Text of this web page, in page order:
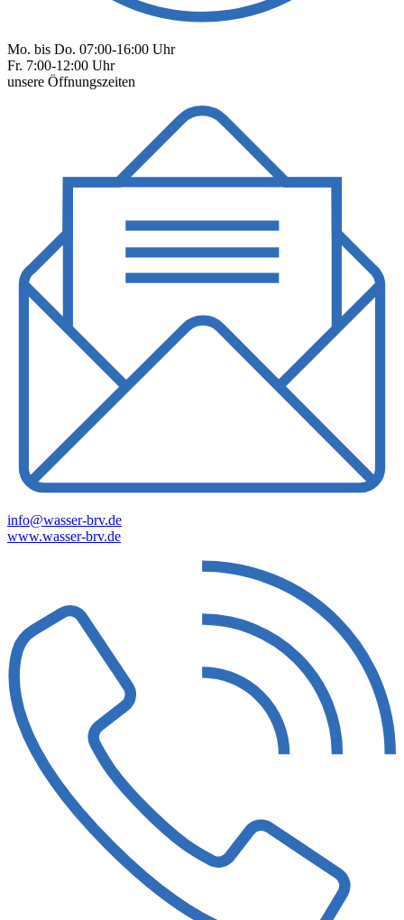
Mo. bis Do. 07:00-16:00 Uhr
Fr. 7:00-12:00 Uhr
unsere Öffnungszeiten
info@wasser-brv.de
www.wasser-brv.de